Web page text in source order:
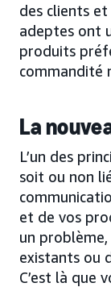
des clients et
adeptes ont
produits
commandité
La
L’un des
soit ou non
et de vos
un
existants ou
C’est là que